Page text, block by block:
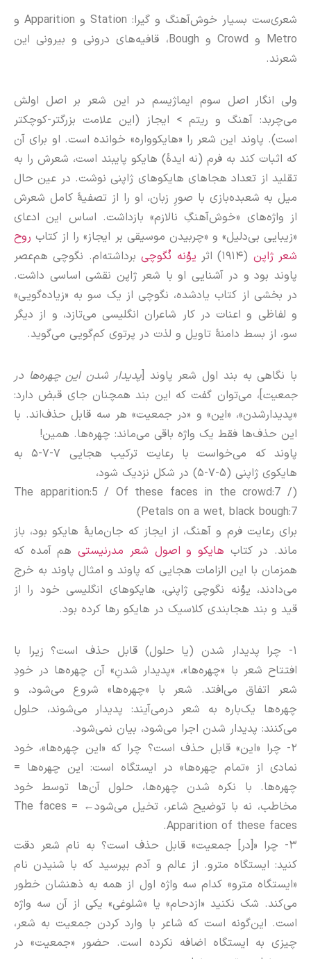
شعری‌ست بسیار خوش‌آهنگ و گیرا: Station و Apparition و
Metro و Crowd و Bough، قافیه‌های درونی و بیرونی این
شعرند.
ولی انگار اصل سوم ایماژیسم در این شعر بر اصل اولش
می‌چربد: آهنگ و ریتم > ایجاز (این علامت بزرگتر-کوچکتر
است). پاوند این شعر را «هایکوواره» خوانده است. او برای آن
که اثبات کند به فرم (نه ایدهٔ) هایکو پایبند است، شعرش را به
تقلید از تعداد هجاهای هایکوهای ژاپنی نوشت. در عین حال
میل به شعبده‌بازی با صورِ زبان، او را از تصفیهٔ کامل شعرش
از واژه‌های «خوش‌آهنگِ نالازم» بازداشت. اساس این ادعای
«زیبایی بی‌دلیل» و «چربیدن موسیقی بر ایجاز» را از کتاب روح
شعر ژاپن (۱۹۱۴) اثر یوُنه نُگوچیبرداشته‌ام. نگوچی هم‌عصر
پاوند بود و در آشنایی او با شعر ژاپن نقشی اساسی داشت.
در بخشی از کتاب یادشده، نگوچی از یک سو به «زیاده‌گویی»
و لفاظی و اعنات‌ در کار شاعران انگلیسی می‌تازد، و از دیگر
سو، از بسط دامنهٔ تاویل و لذت در پرتوی کم‌گویی می‌گوید.
با نگاهی به بند اول شعر پاوند [پدیدار شدن این‌ چهره‌ها در
جمعیت]، می‌توان گفت که این بند همچنان جای قبض دارد:
«پدیدارشدن»، «این» و «در جمعیت» هر سه قابل حذف‌اند. با
این حذف‌ها فقط یک واژه باقی می‌ماند: چهره‌ها. همین!
پاوند که می‌خواست با رعایت ترکیب هجایی ۷-۷-۵ به
هایکوی ژاپنی (۵-۷-۵) در شکل نزدیک شود،
(The apparition:5 / Of these faces in the crowd:7 /
Petals on a wet, black bough:7)
برای رعایت فرم و آهنگ، از ایجاز که جان‌مایهٔ هایکو بود، باز
ماند. در کتاب هایکو و اصول شعر مدرنیستیهم آمده که
همزمان با این الزامات هجایی که پاوند و امثال پاوند به خرج
می‌دادند، یوُنه نگوچی ژاپنی، هایکوهای انگلیسی خود را از
قید و بند هجابندی کلاسیک در هایکو رها کرده بود.
۱- چرا پدیدار شدن (یا حلول) قابل حذف است؟ زیرا با
افتتاح شعر با «چهره‌ها»، «پدیدار شدنِ» آن چهره‌ها در خودِ
شعر اتفاق می‌افتد. شعر با «چهره‌ها» شروع می‌شود، و
چهره‌ها یک‌باره به شعر درمی‌‌آیند: پدیدار می‌شوند، حلول
می‌کنند: پدیدار شدن اجرا می‌شود، بیان نمی‌شود.
۲- چرا «این» قابل حذف است؟ چرا که «این چهره‌ها»، خود
نمادی از «تمام چهره‌ها» در ایستگاه است: این‌ چهره‌ها =
چهره‌ها. با نکره شدن چهره‌ها، حلول آن‌ها توسط خود
مخاطب، نه با توضیح شاعر، تخیل می‌شود
← The faces =
Apparition of these faces.
۳- چرا «[در] جمعیت» قابل حذف است؟ به نام شعر دقت
کنید: ایستگاه مترو. از عالم و آدم بپرسید که با شنیدن نام
«ایستگاه مترو» کدام سه واژه اول از همه به ذهنشان خطور
می‌کند. شک نکنید «ازدحام» یا «شلوغی» یکی از آن سه واژه
است. این‌‌گونه است که شاعر با وارد کردن جمعیت به شعر،
چیزی به ایستگاه اضافه نکرده است. حضور «جمعیت» در